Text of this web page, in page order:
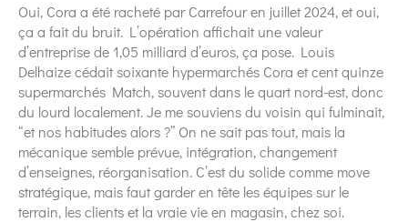
Oui, Cora a été racheté par Carrefour en juillet 2024, et oui,
ça a fait du bruit. L’opération affichait une valeur
d’entreprise de 1,05 milliard d’euros, ça pose. Louis
Delhaize cédait soixante hypermarchés Cora et cent quinze
supermarchés Match, souvent dans le quart nord-est, donc
du lourd localement. Je me souviens du voisin qui fulminait,
“et nos habitudes alors ?” On ne sait pas tout, mais la
mécanique semble prévue, intégration, changement
d’enseignes, réorganisation. C’est du solide comme move
stratégique, mais faut garder en tête les équipes sur le
terrain, les clients et la vraie vie en magasin, chez soi.